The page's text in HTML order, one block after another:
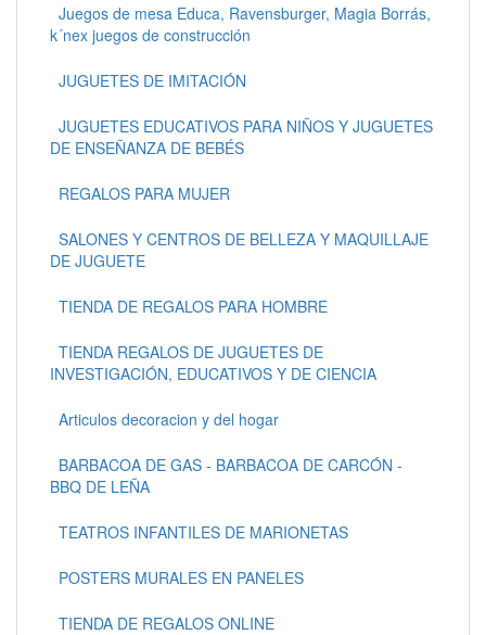
Juegos de mesa Educa, Ravensburger, Magia Borrás,
k´nex juegos de construcción
JUGUETES DE IMITACIÓN
JUGUETES EDUCATIVOS PARA NIÑOS Y JUGUETES
DE ENSEÑANZA DE BEBÉS
REGALOS PARA MUJER
SALONES Y CENTROS DE BELLEZA Y MAQUILLAJE
DE JUGUETE
TIENDA DE REGALOS PARA HOMBRE
TIENDA REGALOS DE JUGUETES DE
INVESTIGACIÓN, EDUCATIVOS Y DE CIENCIA
Articulos decoracion y del hogar
BARBACOA DE GAS - BARBACOA DE CARCÓN -
BBQ DE LEÑA
TEATROS INFANTILES DE MARIONETAS
POSTERS MURALES EN PANELES
TIENDA DE REGALOS ONLINE